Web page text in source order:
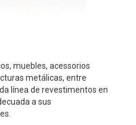
muebles, acessorios
metálicas, entre
línea de revestimentos en
a sus